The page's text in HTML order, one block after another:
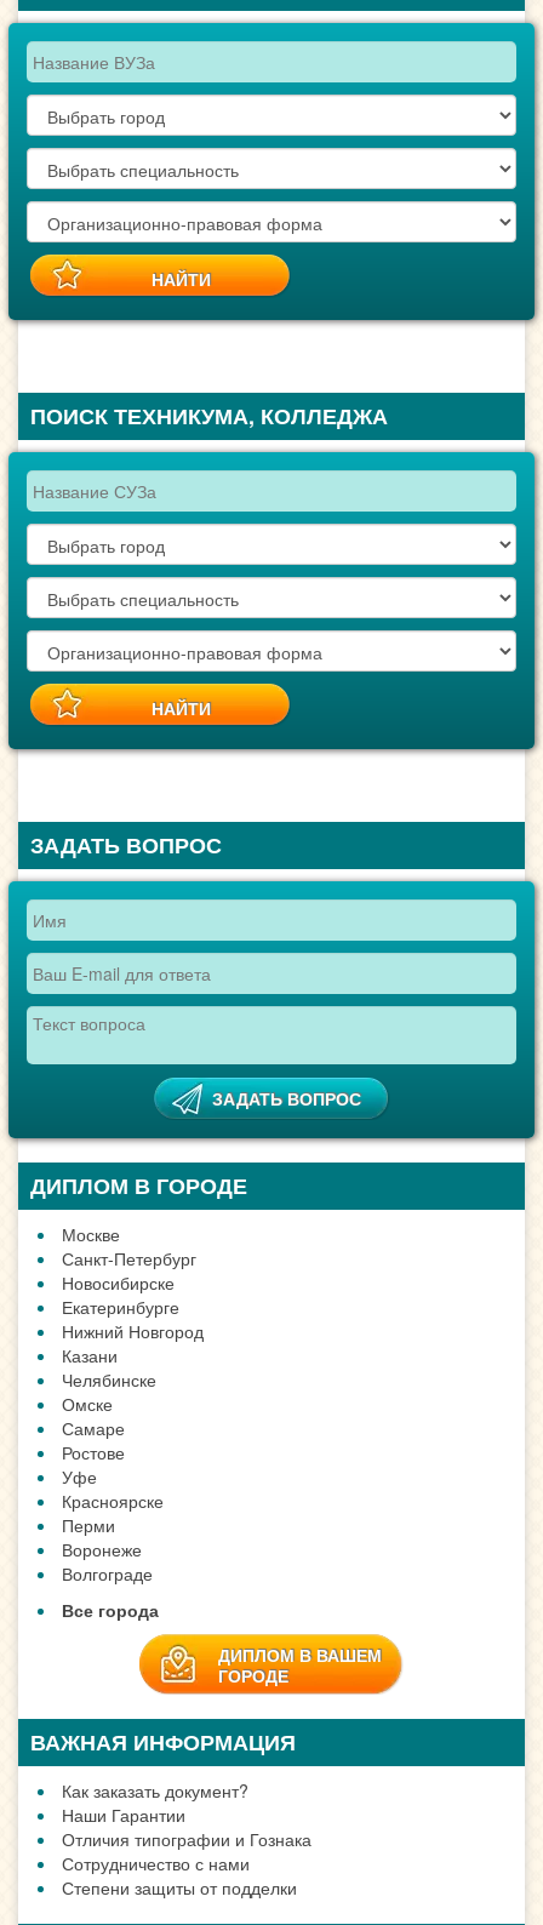
ПОИСК ТЕХНИКУМА, КОЛЛЕДЖА
ЗАДАТЬ ВОПРОС
ДИПЛОМ В ГОРОДЕ
Москве
Санкт-Петербург
Новосибирске
Екатеринбурге
Нижний Новгород
Казани
Челябинске
Омске
Самаре
Ростове
Уфе
Красноярске
Перми
Воронеже
Волгограде
Все города
ДИПЛОМ В ВАШЕМ
ГОРОДЕ
ВАЖНАЯ ИНФОРМАЦИЯ
Как заказать документ?
Наши Гарантии
Отличия типографии и Гознака
Сотрудничество с нами
Степени защиты от подделки